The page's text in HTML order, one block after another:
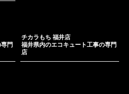
門
チカラもち 福井店
福井県内のエコキュート工事の専門
店